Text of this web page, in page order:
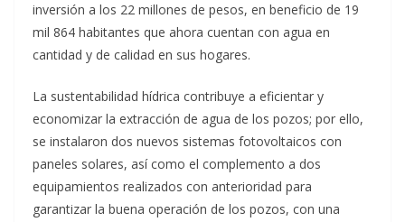
inversión a los 22 millones de pesos, en beneficio de 19
mil 864 habitantes que ahora cuentan con agua en
cantidad y de calidad en sus hogares.
La sustentabilidad hídrica contribuye a eficientar y
economizar la extracción de agua de los pozos; por ello,
se instalaron dos nuevos sistemas fotovoltaicos con
paneles solares, así como el complemento a dos
equipamientos realizados con anterioridad para
garantizar la buena operación de los pozos, con una